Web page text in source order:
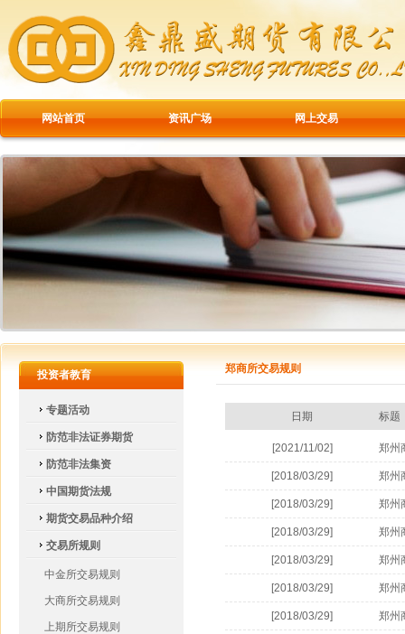
网站首页 资讯广场 网上交易
投资者教育
专题活动
防范非法证券期货
防范非法集资
中国期货法规
期货交易品种介绍
交易所规则
中金所交易规则
大商所交易规则
上期所交易规则
郑商所交易规则
日期 标题
[2021/11/02] 郑州
[2018/03/29] 郑州
[2018/03/29] 郑州
[2018/03/29] 郑州
[2018/03/29] 郑州
[2018/03/29] 郑州
[2018/03/29] 郑州